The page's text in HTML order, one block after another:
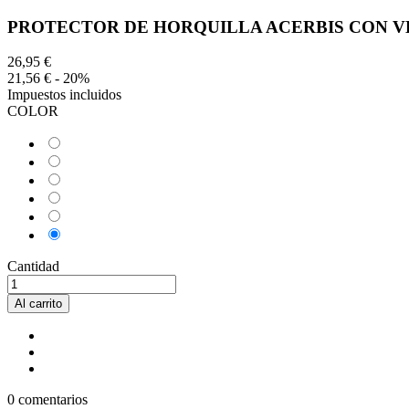
PROTECTOR DE HORQUILLA ACERBIS CON
26,95 €
21,56 € - 20%
Impuestos incluidos
COLOR
Cantidad
Al carrito
0 comentarios